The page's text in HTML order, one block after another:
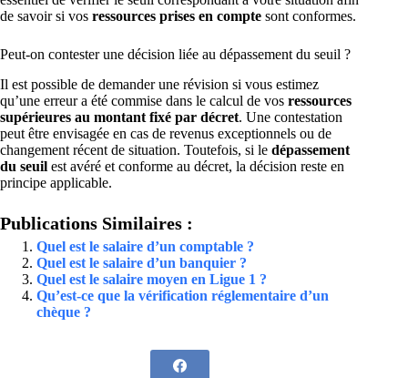
de savoir si vos ressources prises en compte sont conformes.
Peut-on contester une décision liée au dépassement du seuil ?
Il est possible de demander une révision si vous estimez
qu’une erreur a été commise dans le calcul de vos ressources
supérieures au montant fixé par décret. Une contestation
peut être envisagée en cas de revenus exceptionnels ou de
changement récent de situation. Toutefois, si le dépassement
du seuil est avéré et conforme au décret, la décision reste en
principe applicable.
Publications Similaires :
Quel est le salaire d’un comptable ?
Quel est le salaire d’un banquier ?
Quel est le salaire moyen en Ligue 1 ?
Qu’est-ce que la vérification réglementaire d’un
chèque ?